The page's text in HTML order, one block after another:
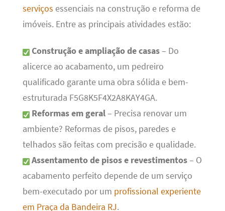
serviços essenciais na construção e reforma de
imóveis. Entre as principais atividades estão:
Construção e ampliação de casas– Do
alicerce ao acabamento, um pedreiro
qualificado garante uma obra sólida e bem-
estruturada F5G8K5F4X2A8KAY4GA.
Reformas em geral– Precisa renovar um
ambiente? Reformas de pisos, paredes e
telhados são feitas com precisão e qualidade.
Assentamento de pisos e revestimentos– O
acabamento perfeito depende de um serviço
bem-executado por um profissional experiente
em Praça da Bandeira RJ.